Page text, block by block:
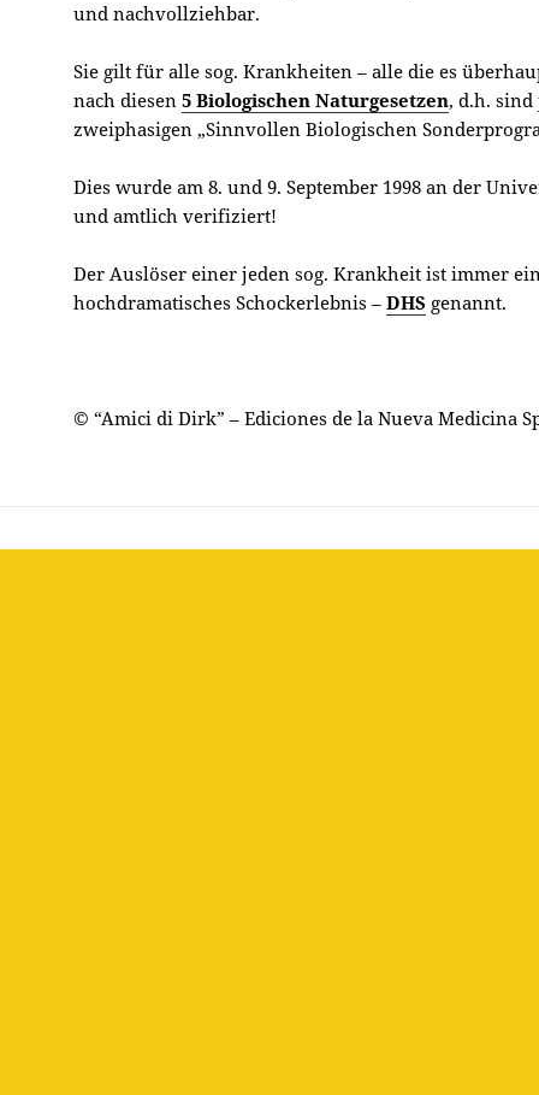
und nachvollziehbar.
Sie gilt für alle sog. Krankheiten – alle die es
nach diesen5 Biologischen Naturgesetzen, d.h.
zweiphasigen „Sinnvollen Biologischen
Dies wurde am 8. und 9. September 1998 an der
und amtlich verifiziert!
Der Auslöser einer jeden sog. Krankheit ist immer
hochdramatisches Schockerlebnis –DHS genannt.
© “Amici di Dirk” – Ediciones de la Nueva Medicina